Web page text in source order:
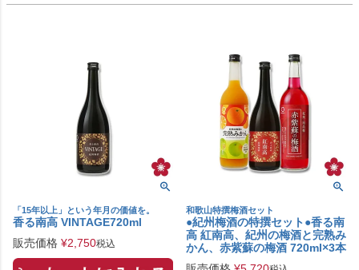
「15年以上」という年月の価値を。
香る南高 VINTAGE720ml
販売価格 ¥2,750税込
和歌山特撰梅酒セット
●紀州梅酒の特撰セット●香る南
高 紅南高、紀州の梅酒と完熟み
かん、赤紫蘇の梅酒 720ml×3本